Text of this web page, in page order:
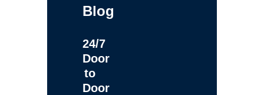
Blog
24/7
Door
to
Door